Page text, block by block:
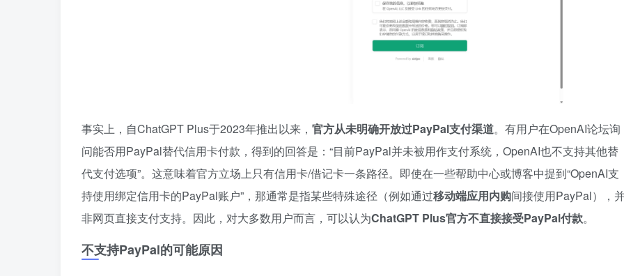
事实上，自ChatGPT Plus于2023年推出以来， 官方从未明确开放过PayPal支付渠道。有用户在OpenAI论坛询
问能否用PayPal替代信用卡付款，得到的回答是：“目前PayPal并未被用作支付系统，OpenAI也不支持其他替
代支付选项”。这意味着官方立场上只有信用卡/借记卡一条路径。即使在一些帮助中心或博客中提到“OpenAI支
持使用绑定信用卡的PayPal账户”，那通常是指某些特殊途径（例如通过移动端应用内购间接使用PayPal），
非网页直接支付支持。因此，对大多数用户而言，可以认为ChatGPT Plus官方不直接接受PayPal付款。
不支持PayPal的可能原因